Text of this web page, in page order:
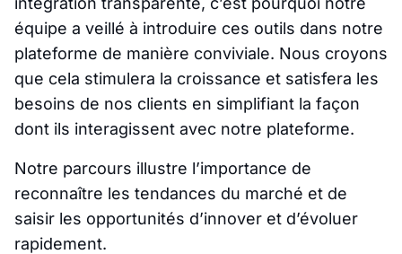
équipe a veillé à introduire ces outils dans notre
plateforme de manière conviviale. Nous croyons
que cela stimulera la croissance et satisfera les
besoins de nos clients en simplifiant la façon
dont ils interagissent avec notre plateforme.
Notre parcours illustre l’importance de
reconnaître les tendances du marché et de
saisir les opportunités d’innover et d’évoluer
rapidement.